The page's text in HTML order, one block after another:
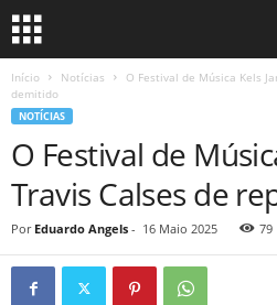
Início Notícias
O Festival de Música Kels
demitido
NOTÍCIAS
O Festival de
Travis Calses de
Por Eduardo Angels - 16 Maio 2025 79